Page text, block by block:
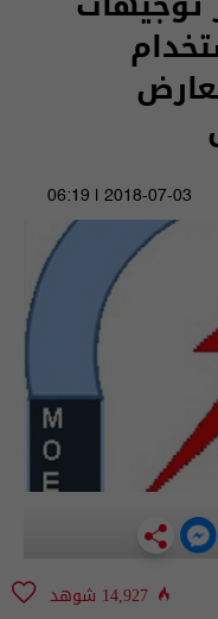
2018-07-03 | 06:19
14,927 شوهد